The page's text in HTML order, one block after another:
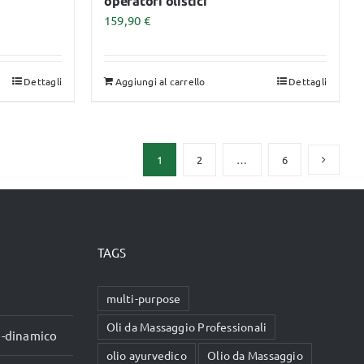
Dettagli
159,90 €
Aggiungi al carrello Dettagli
1 2 … 6
dinamico
TAGS
multi-purpose
Oli da Massaggio Professionali
olio ayurvedico
Olio da Massaggio